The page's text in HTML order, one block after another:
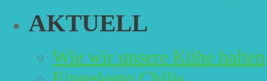
AKTUELL
Wie wir unsere Kühe halten